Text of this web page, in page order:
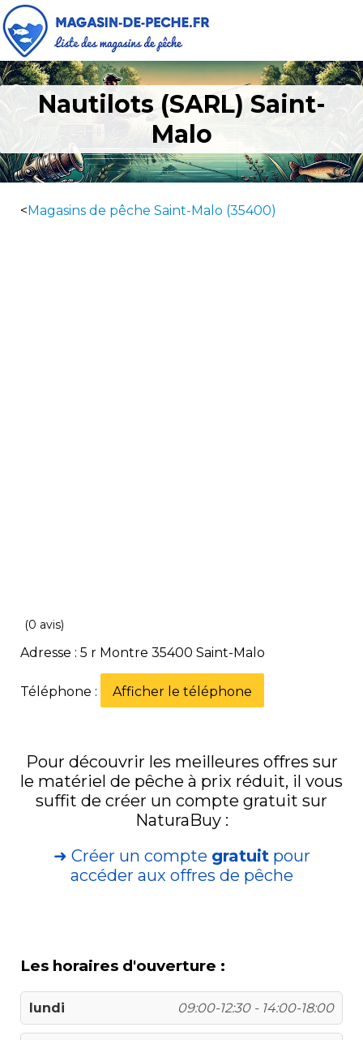
Nautilots (SARL) Saint-
Malo
<Magasins de pêche Saint-Malo (35400)
(0 avis)
Adresse : 5 r Montre 35400 Saint-Malo
Téléphone : Afficher le téléphone
Pour découvrir les meilleures offres sur
le matériel de pêche à prix réduit, il vous
suffit de créer un compte gratuit sur
NaturaBuy :
➜ Créer un compte gratuitpour
accéder aux offres de pêche
Les horaires d'ouverture :
lundi 09:00-12:30 - 14:00-18:00